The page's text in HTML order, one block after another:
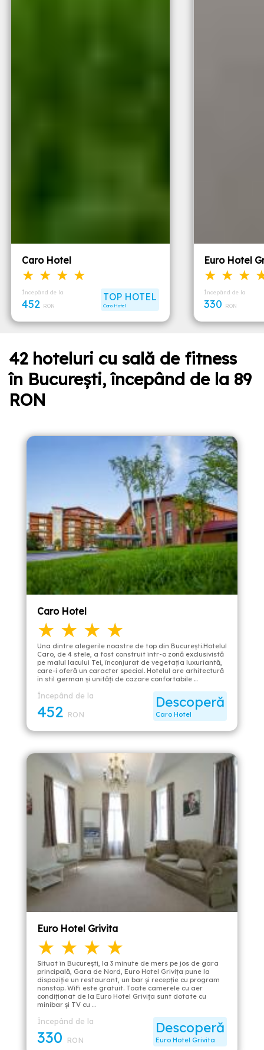
Caro Hotel
★ ★ ★ ★
TOP HOTEL
Caro Hotel
Începând de la
452 RON
Euro Hotel
★ ★ ★
Începând de la
330 RON
42 hoteluri cu sală de fitness
în București, începând de la 89
RON
Caro Hotel
★ ★ ★ ★
Una dintre alegerile noastre de top din București.Hotelul
Caro, de 4 stele, a fost construit într-o zonă exclusivistă
pe malul lacului Tei, înconjurat de vegetația luxuriantă,
care-i oferă un caracter special. Hotelul are arhitectură
în stil german şi unități de cazare confortabile …
Descoperă
Caro Hotel
Începând de la
452 RON
Euro Hotel Grivita
★ ★ ★ ★
Situat în București, la 3 minute de mers pe jos de gara
principală, Gara de Nord, Euro Hotel Grivița pune la
dispoziție un restaurant, un bar și recepție cu program
nonstop. WiFi este gratuit. Toate camerele cu aer
condiționat de la Euro Hotel Grivița sunt dotate cu
minibar și TV cu …
Descoperă
Euro Hotel Grivita
Începând de la
330 RON